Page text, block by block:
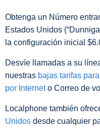
Obtenga un Número
Estados Unidos
la configuración inicial
Desvíe llamadas a su
nuestras bajas tarifas
por Interneto Correo de
Localphone también
Unidos desde cualquier